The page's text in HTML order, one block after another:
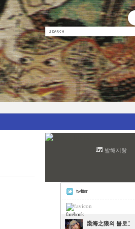
발해지랑
twitter
facebook
渤海之狼의 블로그